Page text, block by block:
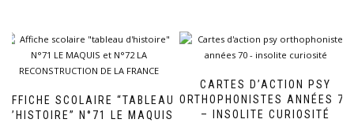
AFFICHE SCOLAIRE “TABLEAU
D’HISTOIRE” N°71 LE MAQUIS
CARTES D’ACTION PSY
ORTHOPHONISTES ANNÉES 70
– INSOLITE CURIOSITÉ